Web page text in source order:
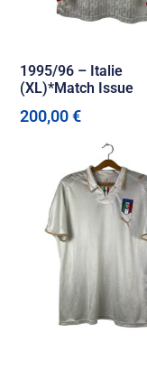
1995/96 – Italie
(XL)*Match Issue
200,00€